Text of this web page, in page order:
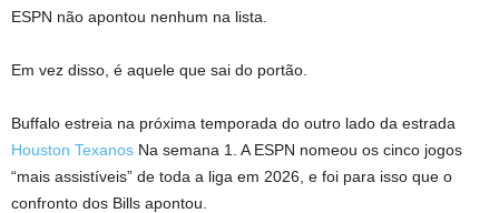
ESPN não apontou nenhum na lista.
Em vez disso, é aquele que sai do portão.
Buffalo estreia na próxima temporada do outro lado da estrada
Houston Texanos Na semana 1. A ESPN nomeou os cinco jogos
“mais assistíveis” de toda a liga em 2026, e foi para isso que o
confronto dos Bills apontou.